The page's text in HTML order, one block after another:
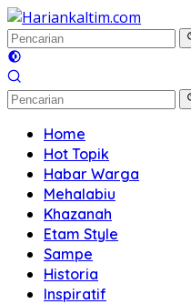
Langsung
ke
konten
Home
Hot Topik
Habar Warga
Mehalabiu
Khazanah
Etam Style
Sampe
Historia
Inspiratif